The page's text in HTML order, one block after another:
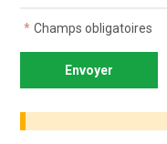
* Champs obligatoires